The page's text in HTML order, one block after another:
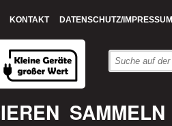
KONTAKT DATENSCHUTZ/IMPRESSUM
SAMMELN